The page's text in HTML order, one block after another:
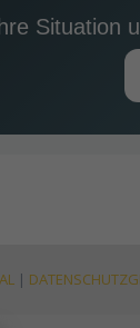
Situation
|